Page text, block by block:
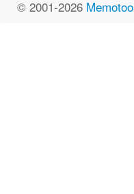
© 2001-2026 Memotoo